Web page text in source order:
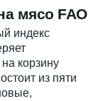
мясо FAO
индекс
корзину
из пяти